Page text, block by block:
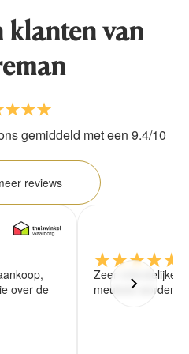
klanten van
gemiddeld met een 9.4/10
reviews
over de
Zeer vriendelijke
meubels worden